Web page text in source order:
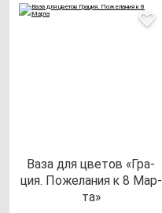
Ваза для цве­тов «Гра­
ция. Поже­ла­ния к 8 Мар­
та»